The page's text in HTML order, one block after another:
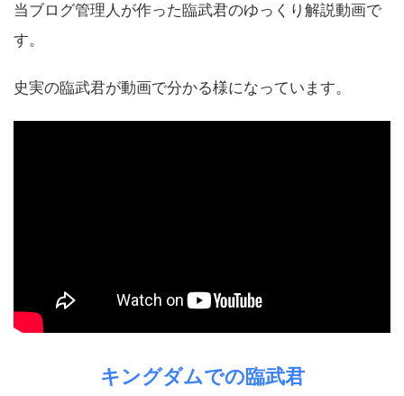
当ブログ管理人が作った臨武君のゆっくり解説動画で
す。
史実の臨武君が動画で分かる様になっています。
キングダムでの臨武君